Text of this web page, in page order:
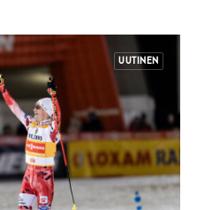
UUTINEN